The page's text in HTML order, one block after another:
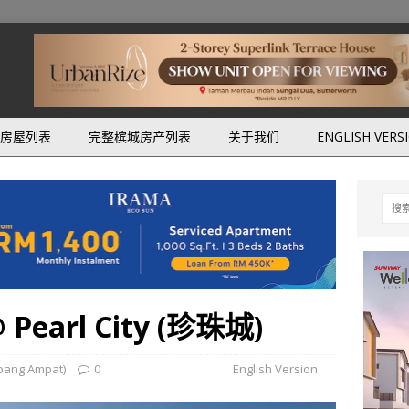
屋列表 完整槟城房产列表 关于我们 ENGLISH
City (珍珠城)
Ampat) 0 English Version